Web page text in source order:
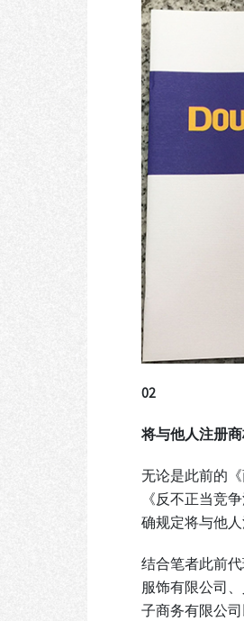
02
将与他人注册
无论是此前的
《反不正当竞
确规定将与他
结合笔者此前
服饰有限公司
子商务有限公